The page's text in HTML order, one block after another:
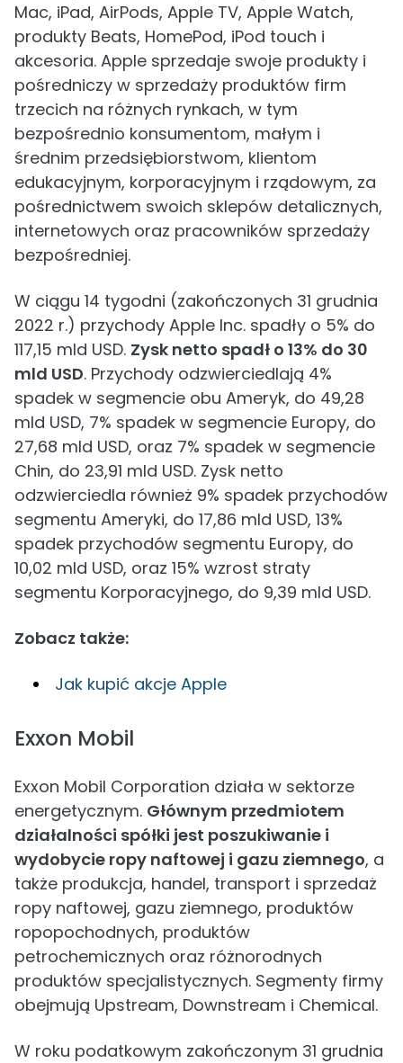
Mac, iPad, AirPods, Apple TV, Apple Watch,
produkty Beats, HomePod, iPod touch i
akcesoria. Apple sprzedaje swoje produkty i
pośredniczy w sprzedaży produktów firm
trzecich na różnych rynkach, w tym
bezpośrednio konsumentom, małym i
średnim przedsiębiorstwom, klientom
edukacyjnym, korporacyjnym i rządowym, za
pośrednictwem swoich sklepów detalicznych,
internetowych oraz pracowników sprzedaży
bezpośredniej.
W ciągu 14 tygodni (zakończonych 31 grudnia
2022 r.) przychody Apple Inc. spadły o 5% do
117,15 mld USD. Zysk netto spadł o 13% do 30
mld USD. Przychody odzwierciedlają 4%
spadek w segmencie obu Ameryk, do 49,28
mld USD, 7% spadek w segmencie Europy, do
27,68 mld USD, oraz 7% spadek w segmencie
Chin, do 23,91 mld USD. Zysk netto
odzwierciedla również 9% spadek przychodów
segmentu Ameryki, do 17,86 mld USD, 13%
spadek przychodów segmentu Europy, do
10,02 mld USD, oraz 15% wzrost straty
segmentu Korporacyjnego, do 9,39 mld USD.
Zobacz także:
Jak kupić akcje Apple
Exxon Mobil
Exxon Mobil Corporation działa w sektorze
energetycznym. Głównym przedmiotem
działalności spółki jest poszukiwanie i
wydobycie ropy naftowej i gazu ziemnego, a
także produkcja, handel, transport i sprzedaż
ropy naftowej, gazu ziemnego, produktów
ropopochodnych, produktów
petrochemicznych oraz różnorodnych
produktów specjalistycznych. Segmenty firmy
obejmują Upstream, Downstream i Chemical.
W roku podatkowym zakończonym 31 grudnia